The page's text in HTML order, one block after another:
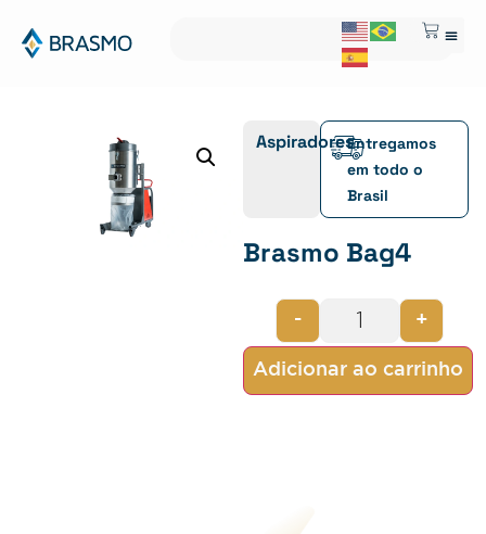
AspiradoresEntregamos
em todo o
Brasil
Brasmo Bag4
- +
Adicionar ao carrinho